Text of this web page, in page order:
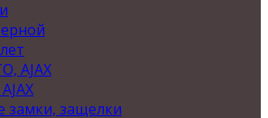
AJAX
замки, защелки